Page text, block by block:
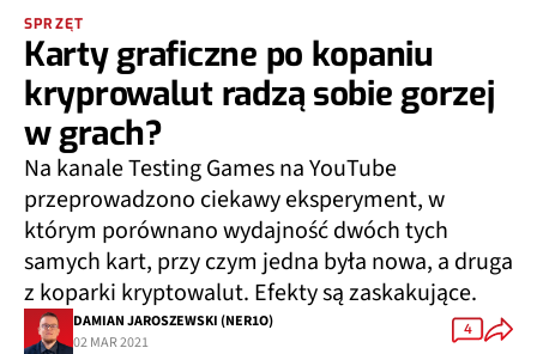
SPRZĘT
Karty graficzne po kopaniu
kryprowalut radzą sobie gorzej
w grach?
Na kanale Testing Games na YouTube
przeprowadzono ciekawy eksperyment, w
którym porównano wydajność dwóch tych
samych kart, przy czym jedna była nowa, a druga
z koparki kryptowalut. Efekty są zaskakujące.
DAMIAN JAROSZEWSKI (NER1O)
02 MAR 2021
4